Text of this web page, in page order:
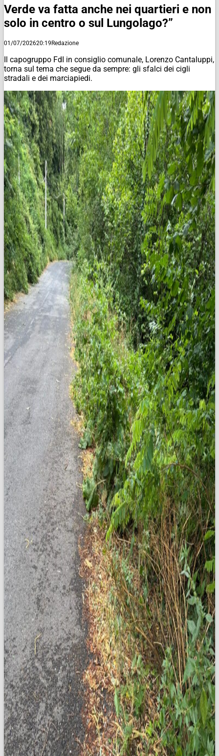
Verde va fatta anche nei quartieri e non
solo in centro o sul Lungolago?”
01/07/202620:19Redazione
Il capogruppo FdI in consiglio comunale, Lorenzo Cantaluppi,
torna sul tema che segue da sempre: gli sfalci dei cigli
stradali e dei marciapiedi.